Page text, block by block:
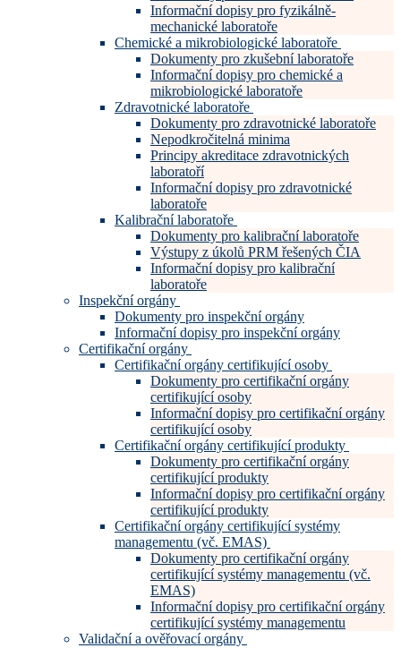
Informační dopisy pro fyzikálně-
mechanické laboratoře
Chemické a mikrobiologické laboratoře
Dokumenty pro zkušební laboratoře
Informační dopisy pro chemické a
mikrobiologické laboratoře
Zdravotnické laboratoře
Dokumenty pro zdravotnické laboratoře
Nepodkročitelná minima
Principy akreditace zdravotnických
laboratoří
Informační dopisy pro zdravotnické
laboratoře
Kalibrační laboratoře
Dokumenty pro kalibrační laboratoře
Výstupy z úkolů PRM řešených ČIA
Informační dopisy pro kalibrační
laboratoře
Inspekční orgány
Dokumenty pro inspekční orgány
Informační dopisy pro inspekční orgány
Certifikační orgány
Certifikační orgány certifikující osoby
Dokumenty pro certifikační orgány
certifikující osoby
Informační dopisy pro certifikační orgány
certifikující osoby
Certifikační orgány certifikující produkty
Dokumenty pro certifikační orgány
certifikující produkty
Informační dopisy pro certifikační orgány
certifikující produkty
Certifikační orgány certifikující systémy
managementu (vč. EMAS)
Dokumenty pro certifikační orgány
certifikující systémy managementu (vč.
EMAS)
Informační dopisy pro certifikační orgány
certifikující systémy managementu
Validační a ověřovací orgány